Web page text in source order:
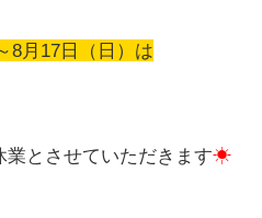
8月17日（日）は
とさせていただきます☀